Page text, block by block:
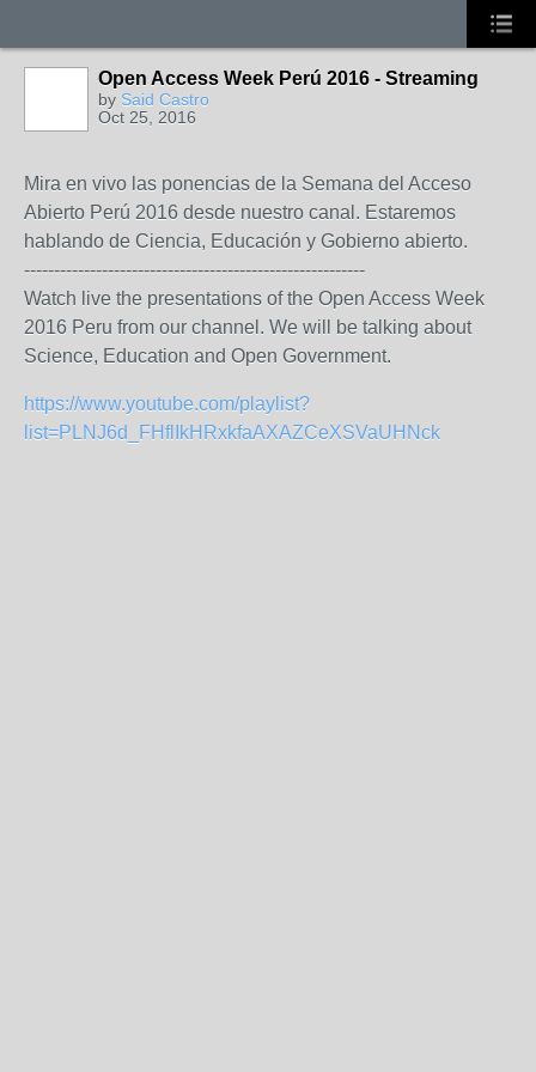
Open Access Week Perú 2016 - Streaming
by Said Castro
Oct 25, 2016
Mira en vivo las ponencias de la Semana del Acceso
Abierto Perú 2016 desde nuestro canal. Estaremos
hablando de Ciencia, Educación y Gobierno abierto.
---------------------------------------------------------
Watch live the presentations of the Open Access Week
2016 Peru from our channel. We will be talking about
Science, Education and Open Government.
https://www.youtube.com/playlist?
list=PLNJ6d_FHflIkHRxkfaAXAZCeXSVaUHNck